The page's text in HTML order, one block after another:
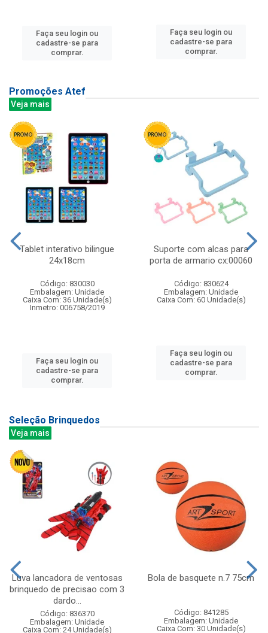
Faça seu login ou
cadastre-se para
comprar.
Faça seu login ou
cadastre-se para
comprar.
Promoções Atef
Veja mais
Tablet interativo bilingue
24x18cm
Código: 830030
Embalagem: Unidade
Caixa Com: 36 Unidade(s)
Inmetro: 006758/2019
Faça seu login ou
cadastre-se para
comprar.
Suporte com alcas para
porta de armario cx:00060
Código: 830624
Embalagem: Unidade
Caixa Com: 60 Unidade(s)
Faça seu login ou
cadastre-se para
comprar.
Seleção Brinquedos
Veja mais
Luva lancadora de ventosas
brinquedo de precisao com 3
dardo...
Código: 836370
Embalagem: Unidade
Caixa Com: 24 Unidade(s)
Bola de basquete n.7 75cm
Código: 841285
Embalagem: Unidade
Caixa Com: 30 Unidade(s)